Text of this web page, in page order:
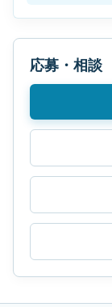
応募・相談